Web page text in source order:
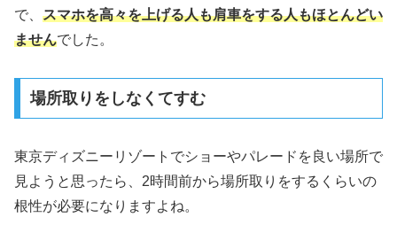
で、 スマホを高々を上げる人も肩車をする人もほとんどい
ませんでした。
場所取りをしなくてすむ
東京ディズニーリゾートでショーやパレードを良い場所で
見ようと思ったら、2時間前から場所取りをするくらいの
根性が必要になりますよね。